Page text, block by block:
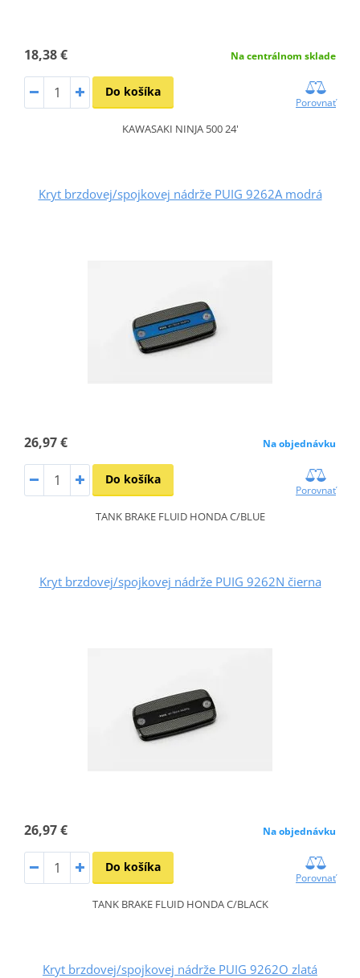
18,38 € Na centrálnom sklade
Do košíka
Porovnať
KAWASAKI NINJA 500 24'
Kryt brzdovej/spojkovej nádrže PUIG 9262A modrá
26,97 € Na objednávku
Do košíka
Porovnať
TANK BRAKE FLUID HONDA C/BLUE
Kryt brzdovej/spojkovej nádrže PUIG 9262N čierna
26,97 € Na objednávku
Do košíka
Porovnať
TANK BRAKE FLUID HONDA C/BLACK
Kryt brzdovej/spojkovej nádrže PUIG 9262O zlatá